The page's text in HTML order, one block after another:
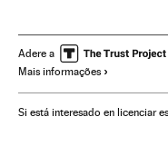
Adere a
Mais informações
Si está interesado en licenciar